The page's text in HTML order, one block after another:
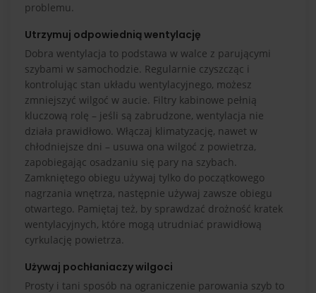
problemu.
Utrzymuj odpowiednią wentylację
Dobra wentylacja to podstawa w walce z parującymi
szybami w samochodzie. Regularnie czyszcząc i
kontrolując stan układu wentylacyjnego, możesz
zmniejszyć wilgoć w aucie. Filtry kabinowe pełnią
kluczową rolę – jeśli są zabrudzone, wentylacja nie
działa prawidłowo. Włączaj klimatyzację, nawet w
chłodniejsze dni – usuwa ona wilgoć z powietrza,
zapobiegając osadzaniu się pary na szybach.
Zamkniętego obiegu używaj tylko do początkowego
nagrzania wnętrza, następnie używaj zawsze obiegu
otwartego. Pamiętaj też, by sprawdzać drożność kratek
wentylacyjnych, które mogą utrudniać prawidłową
cyrkulację powietrza.
Używaj pochłaniaczy wilgoci
Prosty i tani sposób na ograniczenie parowania szyb to